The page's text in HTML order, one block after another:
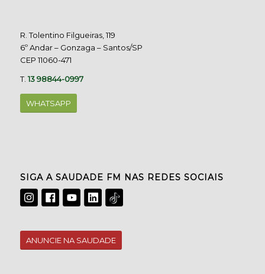
R. Tolentino Filgueiras, 119
6º Andar – Gonzaga – Santos/SP
CEP 11060-471
T.13 98844-0997
WHATSAPP
SIGA A SAUDADE FM NAS REDES SOCIAIS
ANUNCIE NA SAUDADE